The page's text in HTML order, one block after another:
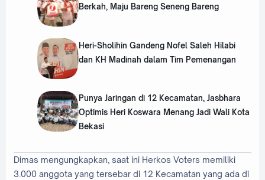
Berkah, Maju Bareng Seneng Bareng
Heri-Sholihin Gandeng Nofel Saleh Hilabi
dan KH Madinah dalam Tim Pemenangan
Punya Jaringan di 12 Kecamatan, Jasbhara
Optimis Heri Koswara Menang Jadi Wali Kota
Bekasi
Dimas mengungkapkan, saat ini Herkos Voters memiliki
3.000 anggota yang tersebar di 12 Kecamatan yang ada di